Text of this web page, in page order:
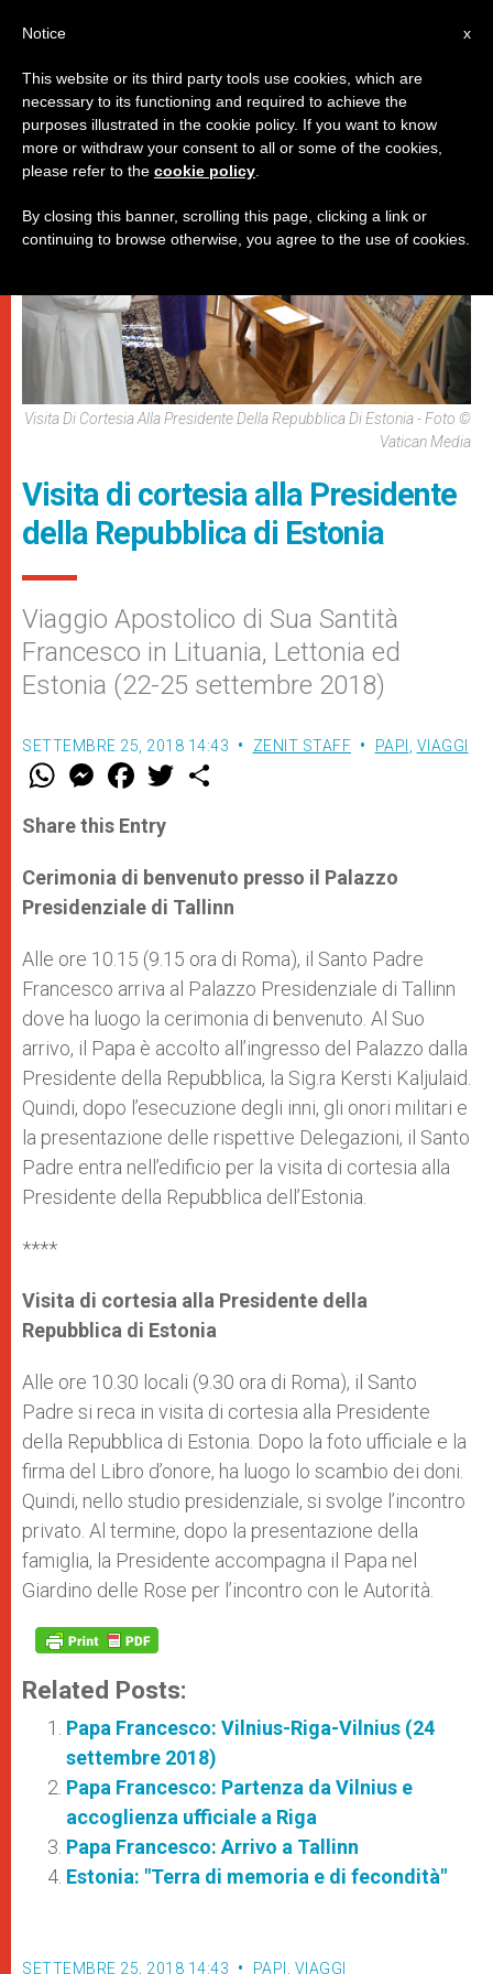
PAPI,VIAGGI
Visita Di Cortesia Alla Presidente Della Repubblica Di Estonia - Foto ©
Vatican Media
Visita di cortesia alla Presidente
della Repubblica di Estonia
Viaggio Apostolico di Sua Santità
Francesco in Lituania, Lettonia ed
Estonia (22-25 settembre 2018)
SETTEMBRE 25, 2018 14:43 ZENIT STAFF PAPI VIAGGI
W
t
s
p
p
M
e
s
e
g
e
r
F
a
e
b
o
k
w
r
Share this Entry
Cerimonia di benvenuto presso il Palazzo
Presidenziale di Tallinn
Alle ore 10.15 (9.15 ora di Roma), il Santo Padre
Francesco arriva al Palazzo Presidenziale di Tallinn
dove ha luogo la cerimonia di benvenuto. Al Suo
arrivo, il Papa è accolto all’ingresso del Palazzo dalla
Presidente della Repubblica, la Sig.ra Kersti Kaljulaid.
Quindi, dopo l’esecuzione degli inni, gli onori militari e
la presentazione delle rispettive Delegazioni, il Santo
Padre entra nell’edificio per la visita di cortesia alla
Presidente della Repubblica dell’Estonia.
****
Visita di cortesia alla Presidente della
Repubblica di Estonia
Alle ore 10.30 locali (9.30 ora di Roma), il Santo
Padre si reca in visita di cortesia alla Presidente
della Repubblica di Estonia. Dopo la foto ufficiale e la
firma del Libro d’onore, ha luogo lo scambio dei doni.
Quindi, nello studio presidenziale, si svolge l’incontro
privato. Al termine, dopo la presentazione della
famiglia, la Presidente accompagna il Papa nel
Giardino delle Rose per l’incontro con le Autorità.
Related Posts:
Papa Francesco: Vilnius-Riga-Vilnius (24
settembre 2018)
Papa Francesco: Partenza da Vilnius e
accoglienza ufficiale a Riga
Papa Francesco: Arrivo a Tallinn
Estonia: "Terra di memoria e di fecondità"
SETTEMBRE 25, 2018 14:43 PAPI VIAGGI
x
Notice
This website or its third party tools use cookies, which are
necessary to its functioning and required to achieve the
purposes illustrated in the cookie policy. If you want to know
more or withdraw your consent to all or some of the cookies,
please refer to the cookie policy
By closing this banner, scrolling this page, clicking a link or
continuing to browse otherwise, you agree to the use of cookies.